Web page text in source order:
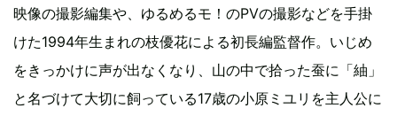
映像の撮影編集や、ゆるめるモ！のPVの撮影などを手掛
けた1994年生まれの枝優花による初長編監督作。いじめ
をきっかけに声が出なくなり、山の中で拾った蚕に「紬」
と名づけて大切に飼っている17歳の小原ミユリを主人公に